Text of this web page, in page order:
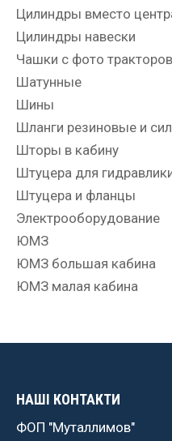
Цилиндры вместо
Цилиндры навески
Чашки с фото тракторов
Шатунные
Шины
Шланги резиновые и
Шторы в кабину
Штуцера для
Штуцера и фланцы
Электрооборудование
ЮМЗ
ЮМЗ большая кабина
ЮМЗ малая кабина
НАШІ КОНТАКТИ
ФОП "Муталлимов"